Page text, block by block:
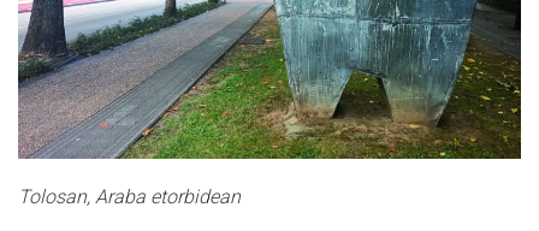
Tolosan, Araba etorbidean